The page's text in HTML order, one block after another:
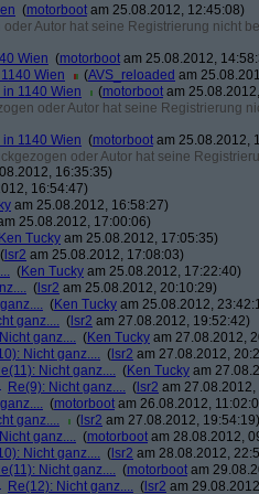
(motorboot am 25.08.2012, 12:45:08)
Autor hat seine Registrierung nicht
Wien (motorboot am 25.08.2012,
Wien
(AVS_reloaded am
1140 Wien
(motorboot am
oder Autor hat seine Registrierung
1140 Wien (motorboot am 25.08.2012,
oder Autor hat seine
16:35:35)
16:54:47)
am 25.08.2012, 16:58:27)
25.08.2012, 17:00:06)
Ken Tucky am 25.08.2012, 17:05:35)
( lsr2 am 25.08.2012, 17:08:03)
(Ken Tucky am 25.08.2012, 17:22:40)
( lsr2 am 25.08.2012, 20:10:29)
(Ken Tucky am 25.08.2012,
ganz.... ( lsr2 am 27.08.2012, 19:52:42)
ganz.... (Ken Tucky am 27.08.2012,
Nicht ganz.... ( lsr2 am 27.08.2012,
Nicht ganz.... (Ken Tucky am
Re(9): Nicht ganz.... ( lsr2 am
(motorboot am 26.08.2012,
ganz....
( lsr2 am 27.08.2012, 19:54:19)
ganz.... (motorboot am 28.08.2012,
Nicht ganz.... ( lsr2 am 28.08.2012,
Nicht ganz.... (motorboot am
Re(12): Nicht ganz.... ( lsr2 am